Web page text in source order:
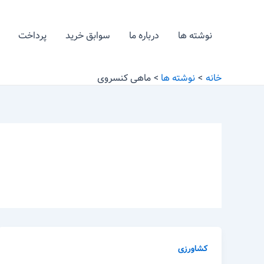
نوشته ها درباره ما سوابق خرید پرداخت
خانه نوشته ها ماهی کنسروی
کشاورزی